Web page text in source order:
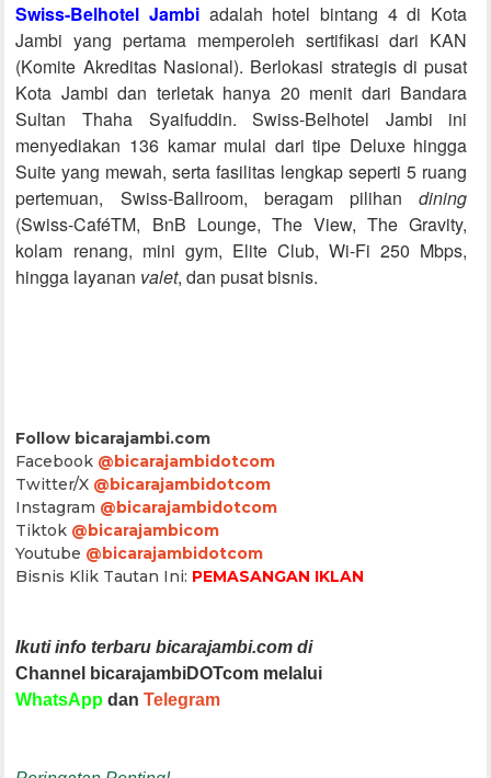
Swiss-Belhotel Jambi adalah hotel bintang 4 di Kota
Jambi yang pertama memperoleh sertifikasi dari KAN
(Komite Akreditas Nasional). Berlokasi strategis di pusat
Kota Jambi dan terletak hanya 20 menit dari Bandara
Sultan Thaha Syaifuddin. Swiss-Belhotel Jambi ini
menyediakan 136 kamar mulai dari tipe Deluxe hingga
Suite yang mewah, serta fasilitas lengkap seperti 5 ruang
pertemuan, Swiss-Ballroom, beragam pilihandining
(Swiss-CaféTM, BnB Lounge, The View, The Gravity,
kolam renang, mini gym, Elite Club, Wi-Fi 250 Mbps,
hingga layanan valet, dan pusat bisnis.
Follow bicarajambi.com
Facebook @bicarajambidotcom
Twitter/X @bicarajambidotcom
Instagram @bicarajambidotcom
Tiktok @bicarajambicom
Youtube @bicarajambidotcom
Bisnis Klik Tautan Ini: PEMASANGAN IKLAN
Ikuti info terbaru bicarajambi.com di
Channel bicarajambiDOTcom melalui
WhatsApp danTelegram